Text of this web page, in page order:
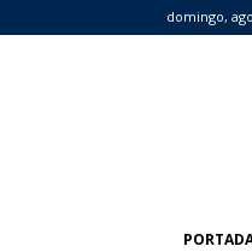
domingo,